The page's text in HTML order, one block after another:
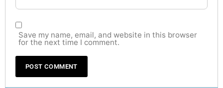
Save my name, email, and website in this browser
for the next time I comment.